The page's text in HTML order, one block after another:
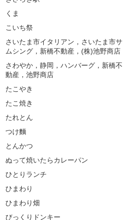
くま
こいち祭
さいたま市イタリアン，さいたま市サ
ムシング，新橋不動産，(株)池野商店
さわやか，静岡，ハンバーグ，新橋不
動産，池野商店
たこやき
たこ焼き
たれとん
つけ麵
とんかつ
ぬって焼いたらカレーパン
ひとりランチ
ひまわり
ひまわり畑
びっくりドンキー